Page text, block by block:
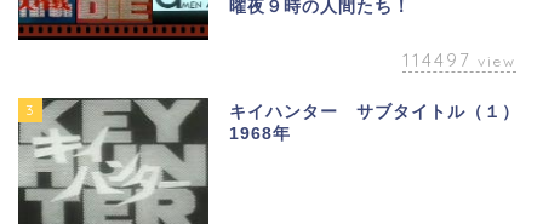
曜夜９時の人間たち！
114497 view
3
キイハンター サブタイトル（１）
1968年